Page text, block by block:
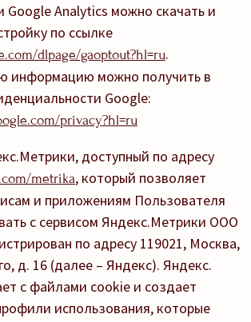
Analytics можно скачать и
по ссылке
dlpage/gaoptout?hl=ru.
информацию можно получить в
Google:
privacy?hl=ru
доступный по адресу
metrika, который позволяет
и приложениям Пользователя
с сервисом Яндекс.Метрики ООО
по адресу 119021, Москва,
д. 16 (далее – Яндекс). Яндекс.
с файлами cookie и создает
использования, которые